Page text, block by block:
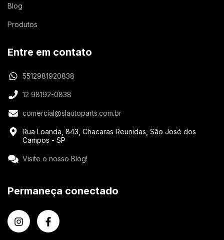
Blog
Produtos
Entre em contato
5512981920838
12 98192-0838
comercial@slautoparts.com.br
Rua Loanda, 843, Chacaras Reunidas, São José dos
Campos - SP
Visite o nosso Blog!
Permaneça conectado